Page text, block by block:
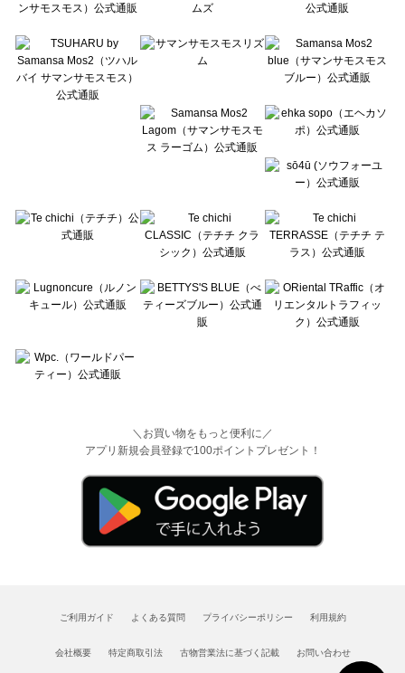
Te chichi CLASSIC（テチチ クラシック）の一覧
Lugnoncure（ルノンキュール）の一覧
BETTY'S BLUE（べティーズブルー）の一覧
Wpc.（ワールドパーティー）の一覧
＼お買い物をもっと便利に／
アプリ新規会員登録で100ポイントプレゼント！
ご利用ガイド よくある質問 プライバシーポリシー 利用規約
会社概要 特定商取引法 古物営業法に基づく記載 お問い合わせ